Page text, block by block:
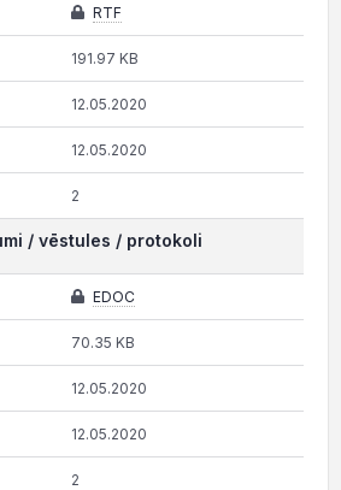
RTF
191.97 KB
12.05.2020
12.05.2020
2
/ vēstules / protokoli
EDOC
70.35 KB
12.05.2020
12.05.2020
2